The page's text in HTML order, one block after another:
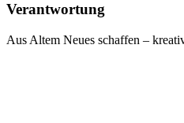
Verantwortung
Aus Altem Neues schaffen –